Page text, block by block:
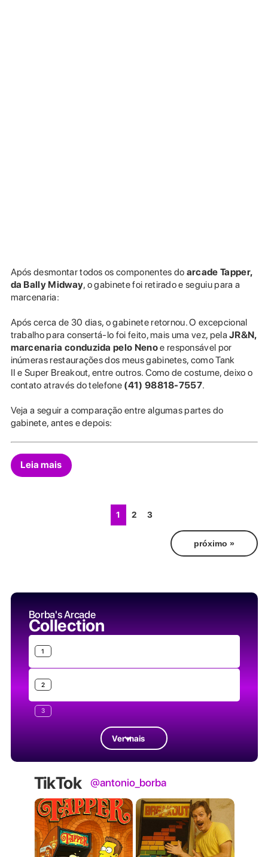
Após desmontar todos os componentes do arcade Tapper,
da Bally Midway, o gabinete foi retirado e seguiu para a
marcenaria:
Após cerca de 30 dias, o gabinete retornou. O excepcional
trabalho para consertá-lo foi feito, mais uma vez, pelaJR&N,
marcenaria conduzida pelo Nenoe responsável por
inúmeras restaurações dos meus gabinetes, como Tank
II e Super Breakout, entre outros. Como de costume, deixo o
contato através do telefone (41) 98818-7557.
Veja a seguir a comparação entre algumas partes do
gabinete, antes e depois:
Leia mais
1 2 3
próximo »
Borba's Arcade
Collection
1
2
3
Ver mais
TikTok @antonio_borba